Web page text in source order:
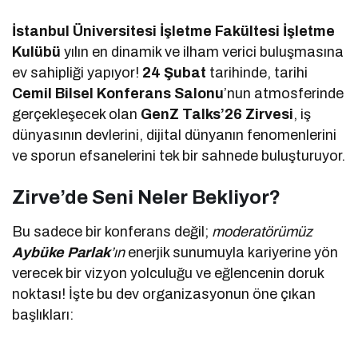
İstanbul Üniversitesi İşletme Fakültesi İşletme
Kulübü yılın en dinamik ve ilham verici buluşmasına
ev sahipliği yapıyor! 24 Şubat tarihinde, tarihi
Cemil Bilsel Konferans Salonu’nun atmosferinde
gerçekleşecek olan GenZ Talks’26 Zirvesi, iş
dünyasının devlerini, dijital dünyanın fenomenlerini
ve sporun efsanelerini tek bir sahnede buluşturuyor.
Zirve’de Seni Neler Bekliyor?
Bu sadece bir konferans değil; moderatörümüz
Aybüke Parlak’ınenerjik sunumuyla kariyerine yön
verecek bir vizyon yolculuğu ve eğlencenin doruk
noktası! İşte bu dev organizasyonun öne çıkan
başlıkları: